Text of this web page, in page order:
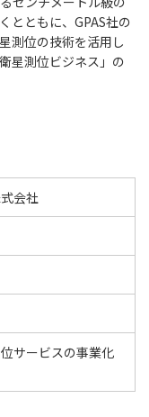
とともに、GPAS社の
測位の技術を活用し
星測位ビジネス」の
会社
サービスの事業化